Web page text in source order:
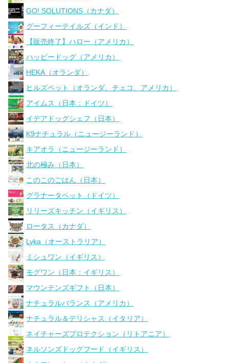
GO! SOLUTIONS（カナダ）
グーフィーテイルズ（インド）
【販売終了】ハロー（アメリカ）
ハッピードッグ（アメリカ）
HEKA（オランダ）
ヒルズペット（オランダ、チェコ、アメリカ）
アイムス（日本：ドイツ）
イデアドッグシェフ（日本）
K9ナチュラル（ニュージーランド）
キアオラ（ニュージーランド）
北の極み（日本）
このこのごはん（日本）
グラナータペット（ドイツ）
リリーズキッチン（イギリス）
ロータス（カナダ）
Lyka（オーストラリア）
ミシュワン（イギリス）
モグワン（日本：イギリス）
マウンテンズギフト（日本）
ナチュラルバランス（アメリカ）
ナチュラル＆デリシャス（イタリア）
ネイチャーズプロテクション（リトアニア）
ネルソンズドッグフード（イギリス）